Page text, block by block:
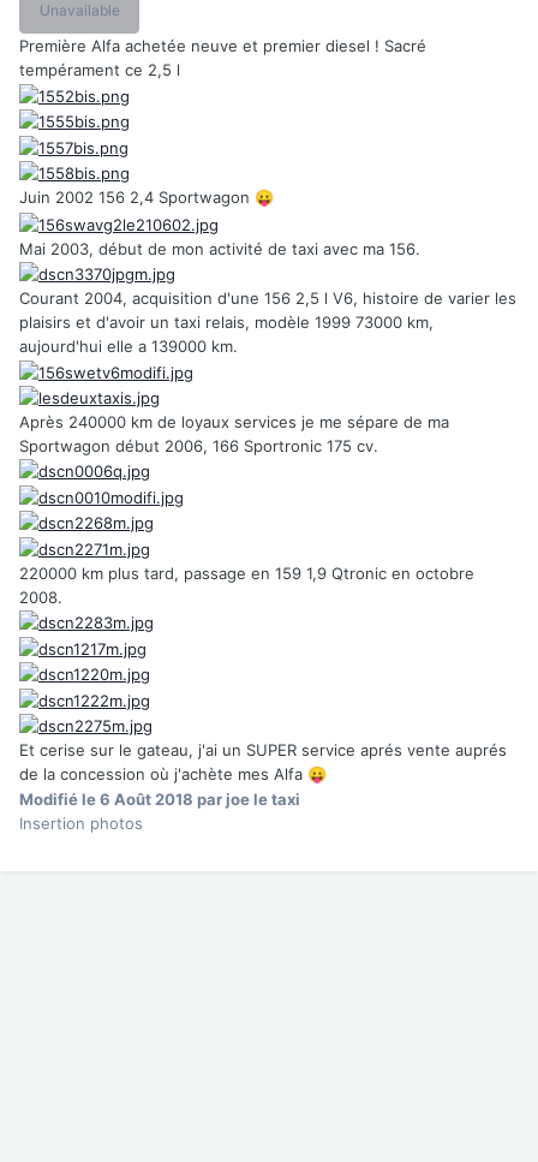
Unavailable
Première Alfa achetée neuve et premier diesel ! Sacré
tempérament ce 2,5 l
Juin 2002 156 2,4 Sportwagon 😛
Mai 2003, début de mon activité de taxi avec ma 156.
Courant 2004, acquisition d'une 156 2,5 l V6, histoire de varier les
plaisirs et d'avoir un taxi relais, modèle 1999 73000 km,
aujourd'hui elle a 139000 km.
Après 240000 km de loyaux services je me sépare de ma
Sportwagon début 2006, 166 Sportronic 175 cv.
220000 km plus tard, passage en 159 1,9 Qtronic en octobre
2008.
Et cerise sur le gateau, j'ai un SUPER service aprés vente auprés
de la concession où j'achète mes Alfa 😛
Modifiéle 6 Août 2018 par joe le taxi
Insertion photos